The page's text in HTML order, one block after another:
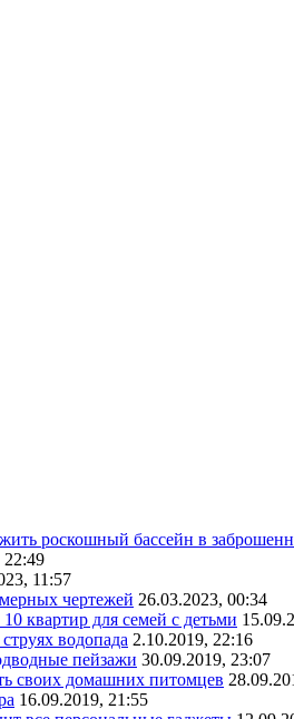
роскошный бассейн в
22:49
11:57
чертежей 26.03.2023, 00:34
квартир для семей с детьми
водопада 2.10.2019, 22:16
пейзажи 30.09.2019, 23:07
своих домашних питомцев
16.09.2019, 21:55